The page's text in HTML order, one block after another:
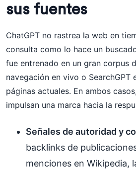
sus fuentes
ChatGPT no rastrea la web en
consulta como lo hace un
fue entrenado en un gran corpus
navegación en vivo o SearchGPT
páginas actuales. En ambos
impulsan una marca hacia la
Señales de autoridad y
backlinks de
menciones en Wikipedia,